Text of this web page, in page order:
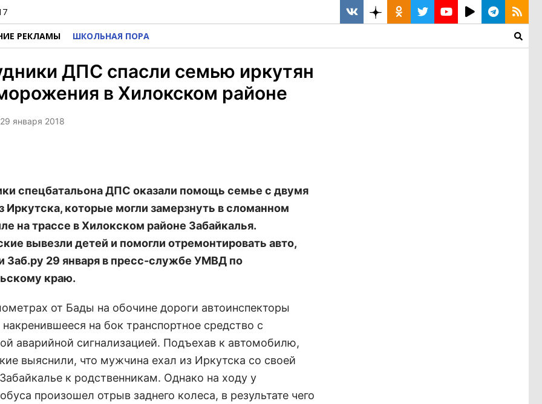
РЕКЛАМЫ ШКОЛЬНАЯ ПОРА
ДПС спасли семью иркутян
в Хилокском районе
января 2018
спецбатальона ДПС оказали помощь семье с двумя
Иркутска, которые могли замерзнуть в сломанном
на трассе в Хилокском районе Забайкалья.
вывезли детей и помогли отремонтировать авто,
Заб.ру 29 января в пресс-службе УМВД по
краю.
от Бады на обочине дороги автоинспекторы
на бок транспортное средство с
аварийной сигнализацией. Подъехав к автомобилю,
выяснили, что мужчина ехал из Иркутска со своей
к родственникам. Однако на ходу у
произошел отрыв заднего колеса, в результате чего